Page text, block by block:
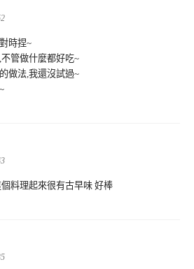
時捏~
管做什麼都好吃~
做法,我還沒試過~
料理起來很有古早味 好棒